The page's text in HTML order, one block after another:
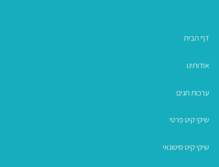
דף הבית
אודותינו
ערכות חגים
שיקי קיט פרטי
שיקי קיט סיטונאי